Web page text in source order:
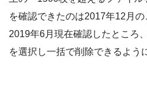
を確認できたのは2017年12月の
2019年6月現在確認したところ
を選択し一括で削除できるよう